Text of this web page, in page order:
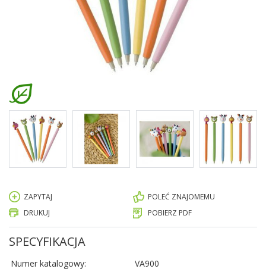
ZAPYTAJ
POLEĆ ZNAJOMEMU
DRUKUJ
POBIERZ PDF
SPECYFIKACJA
Numer katalogowy:
VA900